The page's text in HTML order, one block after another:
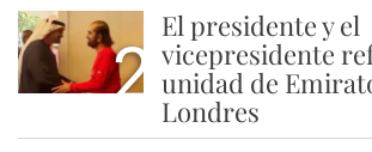
2
El presidente y el
vicepresidente
unidad de
Londres